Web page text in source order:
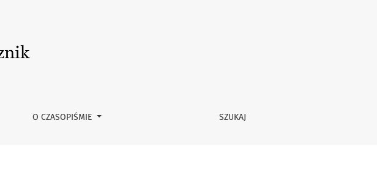
Poznania i jego implikacje artystyczne
O CZASOPIŚMIE SZUKAJ